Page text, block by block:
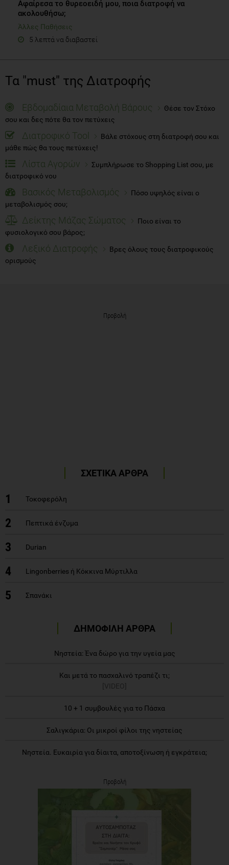
Αφαίρεσα το θυρεοειδή μου, ποια διατροφή να
ακολουθήσω;
Άλλες Παθήσεις
5 λεπτά να διαβαστεί
Τα "must" της Διατροφής
Εβδομαδίαια Μεταβολή Βάρους
Θέσε τον Στόχο
σου και δες πότε θα τον πετύχεις
Διατροφικό Tool
Βάλε στόχους στη διατροφή σου και
μάθε πώς θα τους πετύχεις!
Λίστα Αγορών
Συμπλήρωσε το Shopping List σου, με
διατροφικό νου
Βασικός Μεταβολισμός
Πόσο υψηλός είναι ο
μεταβολισμός σου;
Δείκτης Μάζας Σώματος
Ποιο είναι το
φυσιολογικό σου βάρος;
Λεξικό Διατροφής
Βρες όλους τους διατροφικούς
ορισμούς
Προβολή
ΣΧΕΤΙΚΑ ΑΡΘΡΑ
1 Τοκοφερόλη
2 Πεπτικά ένζυμα
3 Durian
4 Lingonberries ή Κόκκινα Μύρτιλλα
5 Σπανάκι
ΔΗΜΟΦΙΛΗ ΑΡΘΡΑ
Νηστεία: Ένα δώρο για την υγεία μας
Και μετά το πασχαλινό τραπέζι τι;
[VIDEO]
10 + 1 συμβουλές για το Πάσχα
Σαλιγκάρια: Οι μικροί φίλοι της νηστείας
Νηστεία. Ευκαιρία για δίαιτα, αποτοξίνωση ή εγκράτεια;
Προβολή